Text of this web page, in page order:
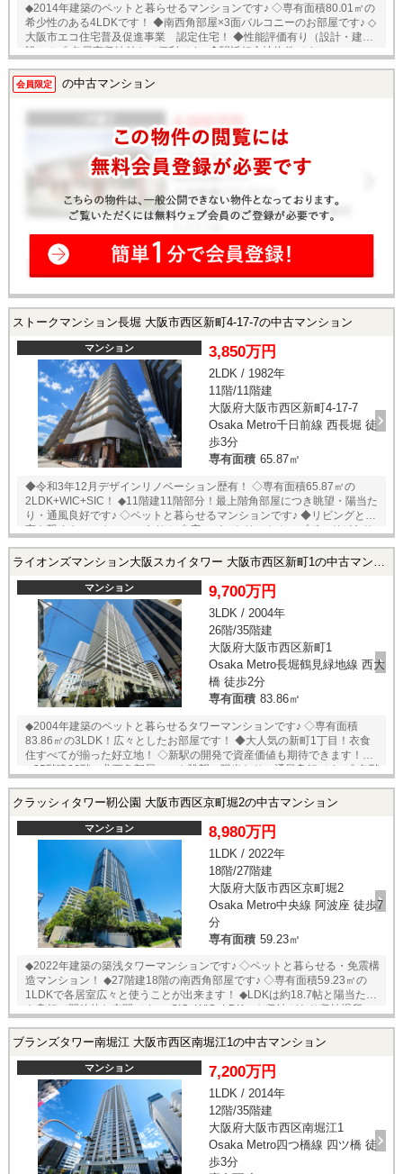
◇シューズインクローゼット ★新着物件！内覧予約受付中！お
好きな日時でご内覧可能！★ 当店までお電話いただくか、もしくは24時
間対応可能「内覧予約・お問い合わせ」フォームよりお問い合わせ下さ
い！業務に精通したスタッフが丁寧に対応致します。ご来店が困難な場
合は、ご希望場所でのお待ち合わせも可能です。 ※当社ではネットで他
社様が広告している物件も同時に紹介・案内可能です。 併せて内覧を希
◆2014年建築のペットと暮らせるマンションです♪ ◇専有面積80.01㎡の
希少性のある4LDKです！ ◆南西角部屋×3面バルコニーのお部屋です♪ ◇
大阪市エコ住宅普及促進事業 認定住宅！ ◆性能評価有り（設計・建
設）！ ◇各居室収納付きで便利です♪ ◆駅近好立地物件です♪
堀】駅まで徒歩3分！ ◆長堀鶴見緑地線【西大橋】駅まで徒歩5分！ ◆千
日前・長堀鶴見緑地線【阿波座】駅まで徒歩10分！ ◆【堀江東小学校】
まで徒歩2分！ ◆【堀江中学校】まで徒歩7分！ ◆【ライフ西大橋店】ま
で徒歩6分 ◆【ファミリーマート新町2丁目店】まで徒歩5分！ ★内覧予
約受付中です！お好きな日時でご内覧可能！★ 当店までお電話いただく
か、もしくは24時間対応可能「内覧予約・お問い合わせ」フォームより
お問い合わせ下さい！業務に精通したスタッフが丁寧に対応致します。
ご来店が困難な場合は、ご希望場所でのお待ち合わせも可能です。 ※当
社ではネットで他社様が広告している物件も同時に紹介・案内可能で
す。 併せて内覧を希望される際は、物件名を担当者までお申し付け下さ
会員限定 の中古マンション
ストークマンション長堀 大阪市西区新町4-17-7の中古マンション
マンション 3,850万円
2LDK / 1982年
11階/11階建
大阪府大阪市西区新町4-17-7
Osaka Metro千日前線 西長堀 徒
歩3分
専有面積 65.87㎡
◆令和3年12月デザインリノベーション歴有！ ◇専有面積65.87㎡の
2LDK+WIC+SIC！ ◆11階建11階部分！最上階角部屋につき眺望・陽当た
り・通風良好です♪ ◇ペットと暮らせるマンションです♪ ◆リビングと洋
室を繋ぐキャットスルーあり！ ◇広々パントリーやカップボードがあり
緑地・千日前線【西長堀】駅まで徒歩3分！ ◆中央・千日前線【阿波座】
急ハンズ新町店】まで徒歩4分！ ◆【堀江西小学校】まで徒歩4分！
◆【堀江中学校】まで徒歩7分！ 売主様居住中に付き、内覧予約受付中
です！
ライオンズマンション大阪スカイタワー 大阪市西区新町1の中古マンション
マンション 9,700万円
3LDK / 2004年
26階/35階建
大阪府大阪市西区新町1
Osaka Metro長堀鶴見緑地線 西大
橋 徒歩2分
専有面積 83.86㎡
◆2004年建築のペットと暮らせるタワーマンションです♪ ◇専有面積
83.86㎡の3LDK！広々としたお部屋です！ ◆大人気の新町1丁目！衣食
住すべてが揃った好立地！ ◇新駅の開発で資産価値も期待できます！
◆35階建26階・北西角部屋につき眺望・陽当たり・通風良好です♪ ◇各階
設が充実しております！（下記参照） ■室内設備■ ■
器 ◇ラウンジ×2/1階 ◇ディスポーザ
ー ◇集会室（キッズルーム）/2階 ◇保温浴
槽 ◇集会室（和室）/2階 ◇オール電
化 ◇会議室/2階 ◇温水洗浄便器 ◇AVルー
ム/2階 ◇浴室暖房乾燥機 ◇ルーフガーデン/2階 ◇追い焚
き ◇スカイラウンジ/28階 ◇浴室速乾フロ
ア ◇宅配ボックス ◇24時間換気 ◇各階ゴミ
ステーション ◇二重床 ◇耐震工法 □立地のポイント□ ◆
長堀鶴見緑地線【西大橋】駅まで徒歩2分 ◆四つ橋線【四ツ橋】駅まで徒
◆【ローソン西区新町1丁目店】まで徒歩3分 ◆【セブンイレブン大阪新
町2丁目店】まで徒歩3分 ◆【ファミリーマート新町店】まで徒歩3分 ★
内覧予約受付中！10時～19時お好きな日時でご内覧可能！★ 当店までお
電話いただくか、もしくは24時間対応可能「内覧予約・お問い合わせ」
フォームよりお問い合わせ下さい！業務に精通したスタッフが丁寧に対
応致します。ご来店が困難な場合は、ご希望場所でのお待ち合わせも可
能です。 ※当社ではネットで他社様が広告している物件も同時に紹介・
案内可能です。 併せて内覧を希望される際は、物件名を担当者までお申
し付け下さい。
クラッシィタワー靭公園 大阪市西区京町堀2の中古マンション
マンション 8,980万円
1LDK / 2022年
18階/27階建
大阪府大阪市西区京町堀2
Osaka Metro中央線 阿波座 徒歩7
分
専有面積 59.23㎡
◆2022年建築の築浅タワーマンションです♪ ◇ペットと暮らせる・免震構
造マンション！ ◆27階建18階の南西角部屋です♪ ◇専有面積59.23㎡の
1LDKで各居室広々と使うことが出来ます！ ◆LDKは約18.7帖と陽当たり
も良好で開放的な空間です♪ ◇SIC+WIC+LDKにも収納があり収納場所に
ステーションがあり、24時間ゴミ出し可能です！ ◆トリプルセキュリテ
いても自動で開きます！ ■室内設備■ ■共用施設■ ◇床
暖房 ◇コーチエントランス/1階 ◇浴室乾燥暖房
機 ◇グランドエントランス/1階 ◇追い焚き ◇
ペット洗い場/1階 ◇ミストサウナ ◇コンシェルズ/1階 ◇食洗
機 ◇オーナーズラウンジ/2階 ◇ディスポーザ
ー ◇ゲストルーム/3階 ◇SIC+WIC ◇スカイ
テラス/25階 ◇複層ガラス ◇スロップシンク
□立地のポイント□ ◆中央・千日前線【阿波座】駅まで
ブランズタワー南堀江 大阪市西区南堀江1の中古マンション
マンション 7,200万円
1LDK / 2014年
12階/35階建
大阪府大阪市西区南堀江1
Osaka Metro四つ橋線 四ツ橋 徒
歩3分